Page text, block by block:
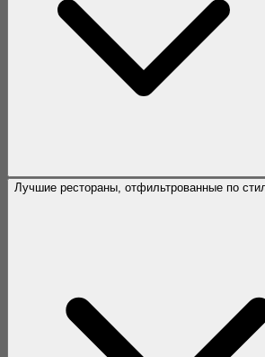
Лучшие рестораны, отфильтрованные по